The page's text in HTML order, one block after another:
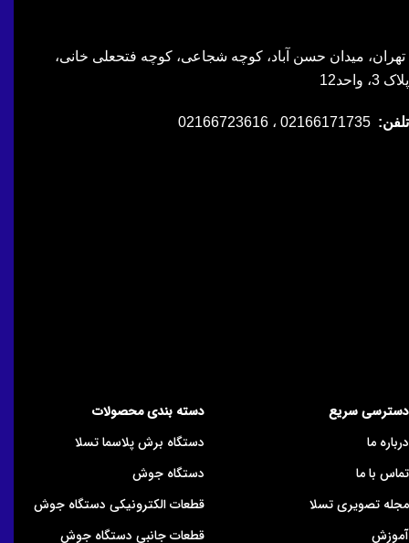
تهران، میدان حسن آباد، کوچه شجاعی، کوچه فتحعلی خانی،
پلاک 3، واحد12
تلفن:
دسترسی سریع
درباره ما
تماس با ما
مجله تصویری تسلا
آموزش
دسته بندی محصولات
دستگاه برش پلاسما تسلا
دستگاه جوش
قطعات الکترونیکی دستگاه جوش
قطعات جانبی دستگاه جوش